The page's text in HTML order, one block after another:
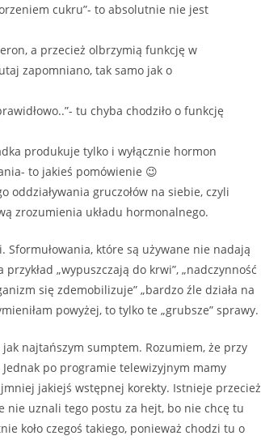
cukru”- to absolutnie nie jest
a przecież olbrzymią funkcję w
zapomniano, tak samo jak o
tu chyba chodziło o funkcję
produkuje tylko i wyłącznie hormon
to jakieś pomówienie 😉
oddziaływania gruczołów na siebie, czyli
zrozumienia układu hormonalnego.
Sformułowania, które są używane nie nadają
„wypuszczają do krwi”, „nadczynność
się zdemobilizuje” „bardzo źle działa na
powyżej, to tylko te „grubsze” sprawy.
najtańszym sumptem. Rozumiem, że przy
po programie telewizyjnym mamy
jakiejś wstępnej korekty. Istnieje przecież
nie uznali tego postu za hejt, bo nie chcę tu
koło czegoś takiego, ponieważ chodzi tu o